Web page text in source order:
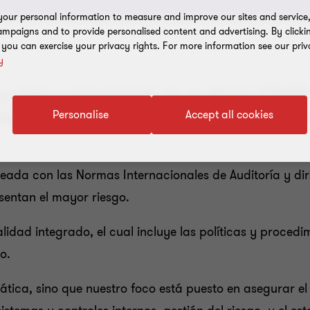
única metodología de auditoría
obtienen un enfoque consistente y
con las Normas Internacionales de Auditoría y
el mayor riesgo.
integrado, el cual incluye las políticas y
sino que nuestro foco está puesto en asegurar
personal information to measure and improve our sites and
and to provide personalised content and advertising. By
can exercise your privacy rights. For more information see our
Accept all cookies
Personalise